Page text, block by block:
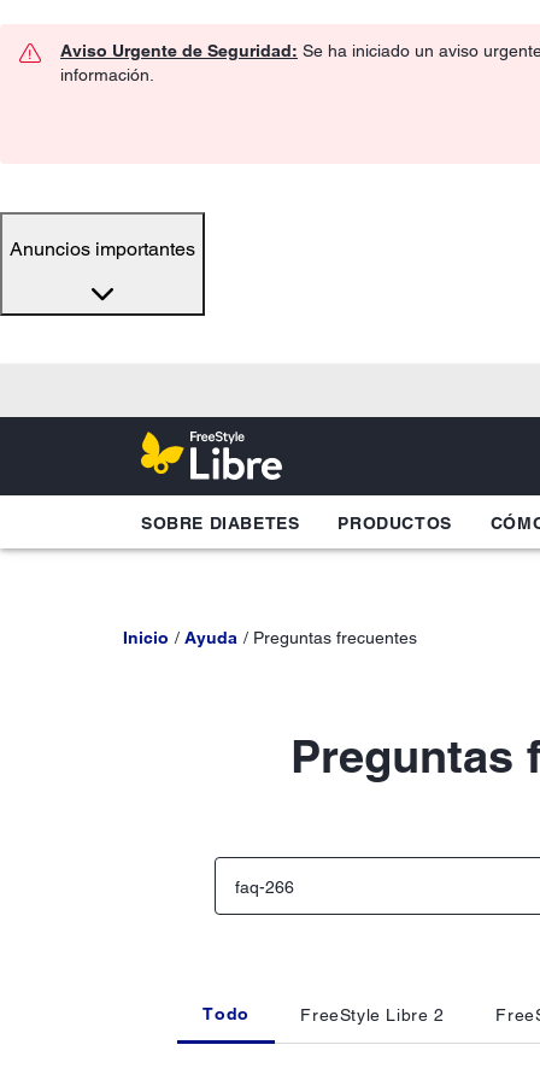
Aviso Urgente de Seguridad: Se ha iniciado un aviso
información.
Anuncios importantes
SOBRE DIABETES PRODUCTOS
Inicio Ayuda Preguntas frecuentes
Preguntas
Todo FreeStyle Libre 2